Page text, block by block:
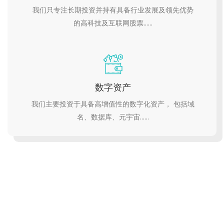
我们只专注长期投资并持有具备行业发展及领先优势
的高科技及互联网股票……
数字资产
我们主要投资于具备高增值性的数字化资产， 包括域
名、数据库、元宇宙……